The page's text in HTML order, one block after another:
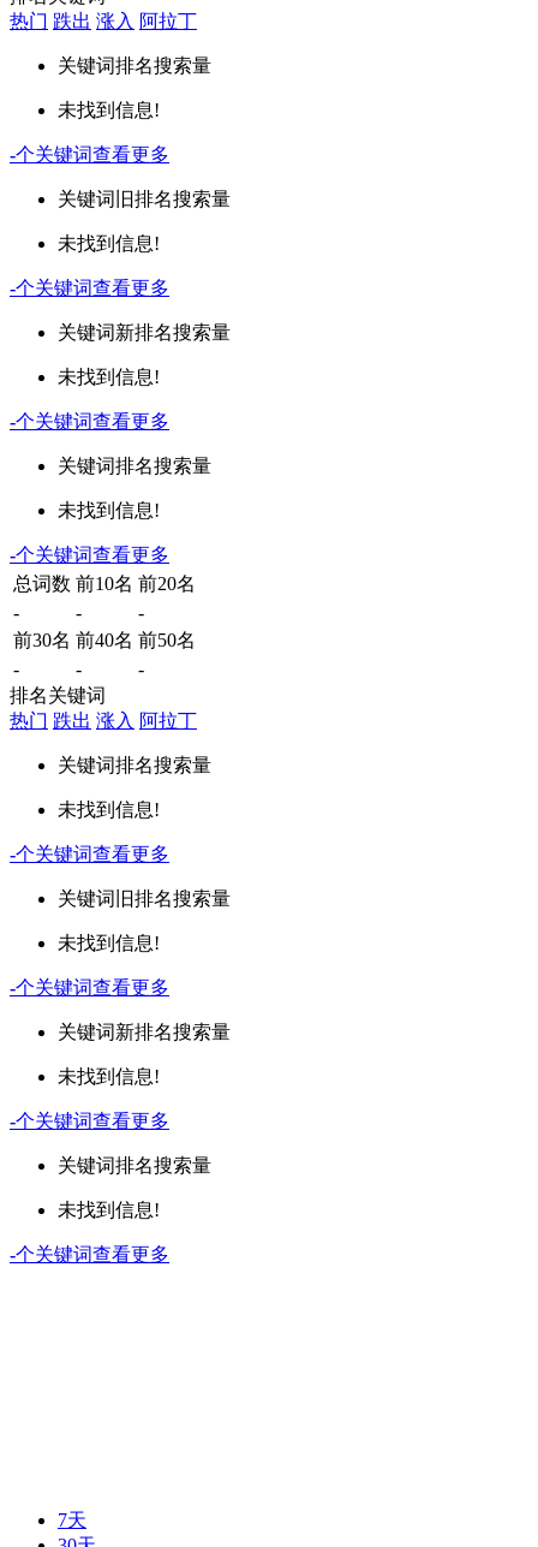
热门 跌出 涨入 阿拉丁
关键词排名搜索量
未找到信息!
-个关键词查看更多
关键词 旧排名搜索量
未找到信息!
-个关键词查看更多
关键词新排名搜索量
未找到信息!
-个关键词查看更多
关键词排名搜索量
未找到信息!
-个关键词查看更多
总词数 前10名 前20名
-
-
-
前30名 前40名 前50名
-
-
-
排名关键词
热门 跌出 涨入 阿拉丁
关键词排名搜索量
未找到信息!
-个关键词查看更多
关键词 旧排名搜索量
未找到信息!
-个关键词查看更多
关键词新排名搜索量
未找到信息!
-个关键词查看更多
关键词排名搜索量
未找到信息!
-个关键词查看更多
7天